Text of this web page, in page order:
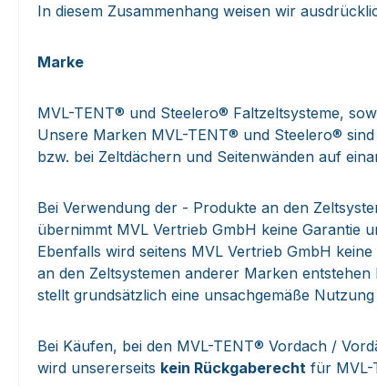
In diesem Zusammenhang weisen wir
Marke
MVL-TENT® und Steelero® Faltzeltsysteme,
Unsere Marken MVL-TENT® und Steelero®
bzw. bei Zeltdächern und Seitenwänden auf
Bei Verwendung der - Produkte an den
übernimmt MVL Vertrieb GmbH keine Garantie
Ebenfalls wird seitens MVL Vertrieb GmbH
an den Zeltsystemen anderer Marken
stellt grundsätzlich eine unsachgemäße Nutzung
Bei Käufen, bei den MVL-TENT® Vordach /
wird unsererseits kein Rückgaberecht für MVL-